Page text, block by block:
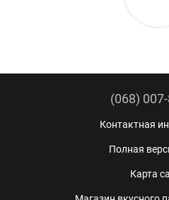
(068)
Контактная
Полная
Карта